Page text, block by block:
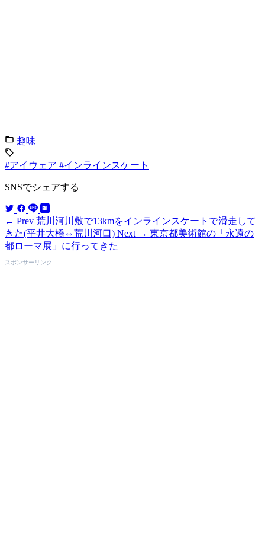
趣味
#アイウェア #インラインスケート
SNSでシェアする
← Prev 荒川河川敷で13kmをインラインスケートで滑走して
きた(平井大橋⇔荒川河口) Next → 東京都美術館の「永遠の
都ローマ展」に行ってきた
スポンサーリンク